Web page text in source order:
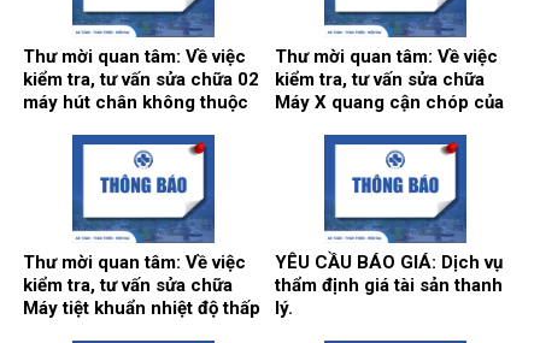
Thư mời quan tâm: Về việc
kiểm tra, tư vấn sửa chữa 02
máy hút chân không thuộc
Thư mời quan tâm: Về việc
kiểm tra, tư vấn sửa chữa
Máy X quang cận chóp của
Thư mời quan tâm: Về việc
kiểm tra, tư vấn sửa chữa
Máy tiệt khuẩn nhiệt độ thấp
YÊU CẦU BÁO GIÁ: Dịch vụ
thẩm định giá tài sản thanh
lý.